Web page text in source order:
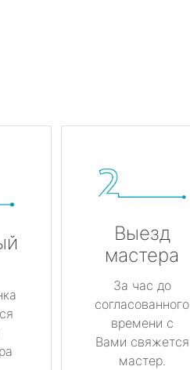
Выезд
мастера
За час до
согласованного
времени с
Вами свяжется
мастер.